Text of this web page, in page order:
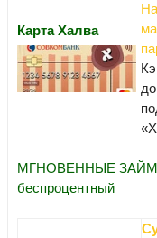
Карта Халва
МГНОВЕННЫЕ
беспроцентный